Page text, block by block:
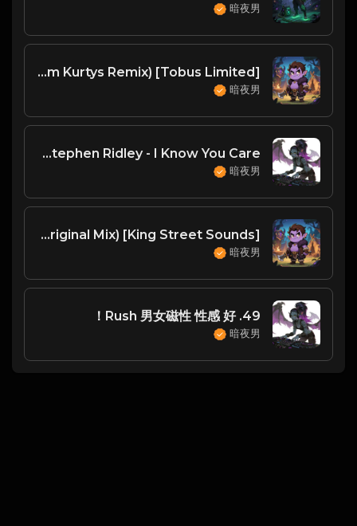
暗夜男
Gorkiz, Sugar Hill, Mari-Anna - Work Me Out (Maxim Kurtys Remix) [Tobus Limited]
暗夜男
Matvey Emerson amp Stephen Ridley - I Know You Care
暗夜男
digital DNK, No Hopes feat. Yunus - You Go (Original Mix) [King Street Sounds]
暗夜男
49. Rush 男女磁性 性感 好！
暗夜男